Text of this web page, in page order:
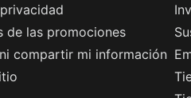
de las promociones
compartir mi información